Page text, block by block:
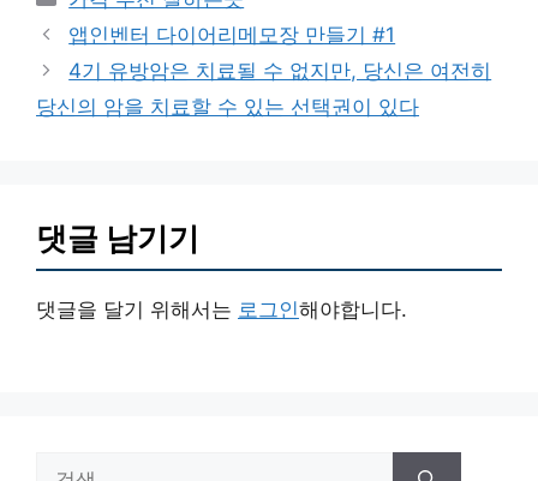
테
리
앱인벤터 다이어리메모장 만들기 #1
4기 유방암은 치료될 수 없지만, 당신은 여전히
당신의 암을 치료할 수 있는 선택권이 있다
댓글 남기기
댓글을 달기 위해서는 로그인해야합니다.